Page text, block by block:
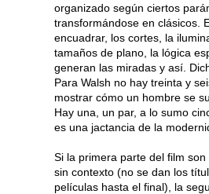
organizado según ciertos
transformándose en clásicos.
encuadrar, los cortes, la
tamaños de plano, la lógica
generan las miradas y así.
Para Walsh no hay treinta y
mostrar cómo un hombre se
Hay una, un par, a lo sumo
es una jactancia de la
Si la primera parte del film
sin contexto (no se dan los
películas hasta el final), la